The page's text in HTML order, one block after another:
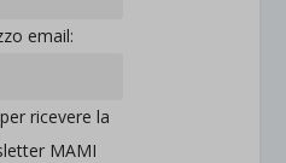
email:
ricevere la
MAMI